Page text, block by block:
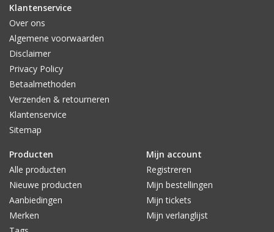
Klantenservice
Over ons
Algemene voorwaarden
Disclaimer
Privacy Policy
Betaalmethoden
Verzenden & retourneren
Klantenservice
Sitemap
Producten
Alle producten
Nieuwe producten
Aanbiedingen
Merken
Mijn account
Registreren
Mijn bestellingen
Mijn tickets
Mijn verlanglijst